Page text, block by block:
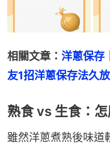
相關文章： 洋蔥保存
友1招洋蔥保存法久
熟食 vs 生食：
雖然洋蔥煮熟後味道